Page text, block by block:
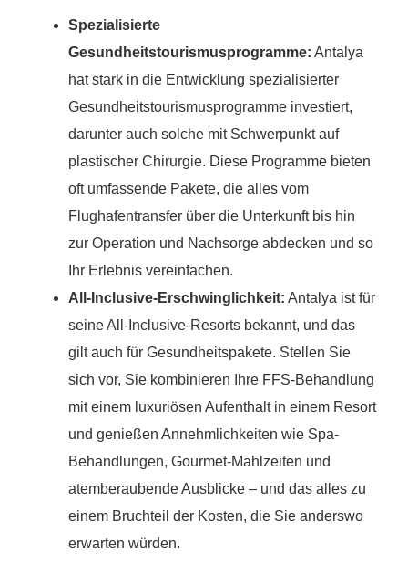
Spezialisierte
Gesundheitstourismusprogramme: Antalya
hat stark in die Entwicklung spezialisierter
Gesundheitstourismusprogramme investiert,
darunter auch solche mit Schwerpunkt auf
plastischer Chirurgie. Diese Programme bieten
oft umfassende Pakete, die alles vom
Flughafentransfer über die Unterkunft bis hin
zur Operation und Nachsorge abdecken und so
Ihr Erlebnis vereinfachen.
All-Inclusive-Erschwinglichkeit: Antalya ist für
seine All-Inclusive-Resorts bekannt, und das
gilt auch für Gesundheitspakete. Stellen Sie
sich vor, Sie kombinieren Ihre FFS-Behandlung
mit einem luxuriösen Aufenthalt in einem Resort
und genießen Annehmlichkeiten wie Spa-
Behandlungen, Gourmet-Mahlzeiten und
atemberaubende Ausblicke – und das alles zu
einem Bruchteil der Kosten, die Sie anderswo
erwarten würden.